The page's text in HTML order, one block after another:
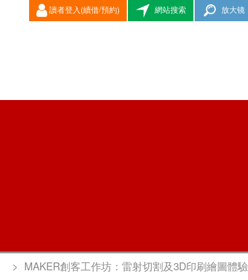
讀者登入(續借/預約) 網站搜索 放大镜
> MAKER創客工作坊：雷射切割及3D印刷繪圖體驗